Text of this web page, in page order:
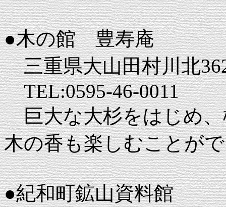
●木の館 豊寿庵
三重県大山田村川北
TEL:0595-46-0011
巨大な大杉をはじめ、
木の香も楽しむことが
●紀和町鉱山資料館